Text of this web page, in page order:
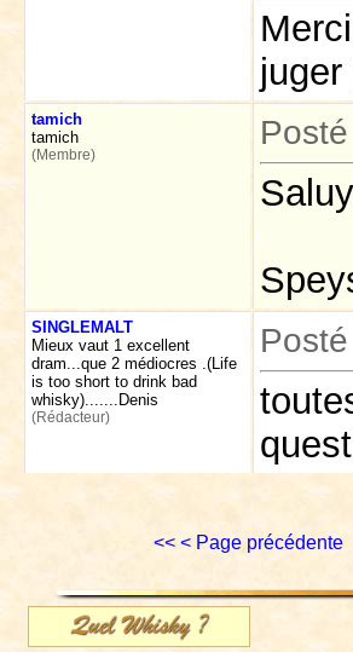
tamich
tamich
(Membre)
SINGLEMALT
Mieux vaut 1 excellent
dram...que 2 médiocres .(Life
is too short to drink bad
whisky).......Denis
(Rédacteur)
<< < Page précédente